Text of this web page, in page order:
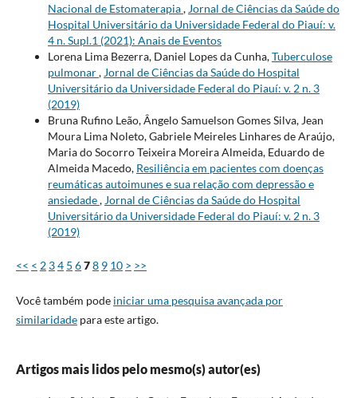
Nacional de Estomaterapia, Jornal de Ciências da Saúde do
Hospital Universitário da Universidade Federal do Piauí: v.
4 n. Supl.1 (2021): Anais de Eventos
Lorena Lima Bezerra, Daniel Lopes da Cunha,Tuberculose
pulmonar, Jornal de Ciências da Saúde do Hospital
Universitário da Universidade Federal do Piauí: v. 2 n. 3
(2019)
Bruna Rufino Leão, Ângelo Samuelson Gomes Silva, Jean
Moura Lima Noleto, Gabriele Meireles Linhares de Araújo,
Maria do Socorro Teixeira Moreira Almeida, Eduardo de
Almeida Macedo, Resiliência em pacientes com doenças
reumáticas autoimunes e sua relação com depressão e
ansiedade, Jornal de Ciências da Saúde do Hospital
Universitário da Universidade Federal do Piauí: v. 2 n. 3
(2019)
<< < 2 34 5 678 9 10 > >>
Você também pode iniciar uma pesquisa avançada por
similaridadepara este artigo.
Artigos mais lidos pelo mesmo(s) autor(es)